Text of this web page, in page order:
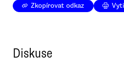
Zkopírovat odkaz
Diskuse